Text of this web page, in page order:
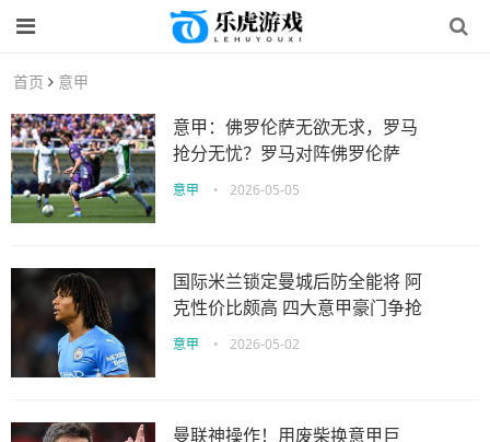
首页 意甲
意甲：佛罗伦萨无欲无求，罗马
抢分无忧？罗马对阵佛罗伦萨
意甲 • 2026-05-05
国际米兰锁定曼城后防全能将 阿
克性价比颇高 四大意甲豪门争抢
意甲 • 2026-05-02
曼联神操作！用废柴换意甲巨